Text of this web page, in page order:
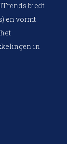
biedt
en vormt
in